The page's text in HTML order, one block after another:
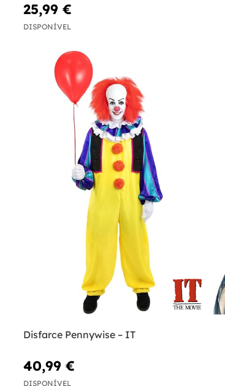
25,99 €
DISPONÍVEL
Disfarce Pennywise – IT
40,99 €
DISPONÍVEL